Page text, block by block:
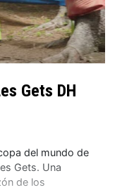
Gets DH
del mundo de
Gets. Una
de los